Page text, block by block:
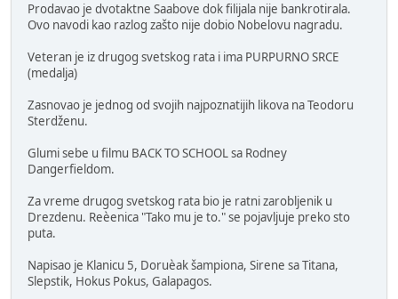
Prodavao je dvotaktne Saabove dok filijala nije bankrotirala.
Ovo navodi kao razlog zašto nije dobio Nobelovu nagradu.
Veteran je iz drugog svetskog rata i ima PURPURNO SRCE
(medalja)
Zasnovao je jednog od svojih najpoznatijih likova na Teodoru
Sterdženu.
Glumi sebe u filmu BACK TO SCHOOL sa Rodney
Dangerfieldom.
Za vreme drugog svetskog rata bio je ratni zarobljenik u
Drezdenu. Reèenica "Tako mu je to." se pojavljuje preko sto
puta.
Napisao je Klanicu 5, Doruèak šampiona, Sirene sa Titana,
Slepstik, Hokus Pokus, Galapagos.